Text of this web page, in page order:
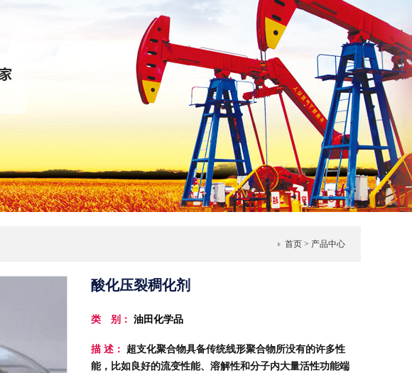
1 2 3
首页 > 产品中心
酸化压裂稠化剂
类 别： 油田化学品
描 述：
超支化聚合物具备传统线形聚合物所没有的许多性
能，比如良好的流变性能、溶解性和分子内大量活性功能端